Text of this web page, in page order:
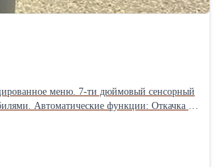
меню. 7-ти дюймовый сенсорный